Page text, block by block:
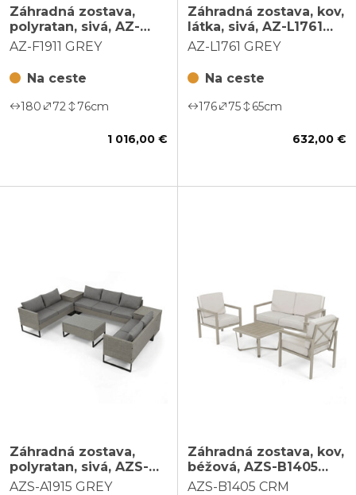
Záhradná zostava,
polyratan, sivá, AZ-
F1911 GREY
AZ-F1911 GREY
Na ceste
180 72 76cm
1 016,00 €
Záhradná zostava, kov,
látka, sivá, AZ-L1761
GREY
AZ-L1761 GREY
Na ceste
176 75 65cm
632,00 €
Záhradná zostava,
polyratan, sivá, AZS-
A1915 GREY
AZS-A1915 GREY
Záhradná zostava, kov,
béžová, AZS-B1405
CRM
AZS-B1405 CRM